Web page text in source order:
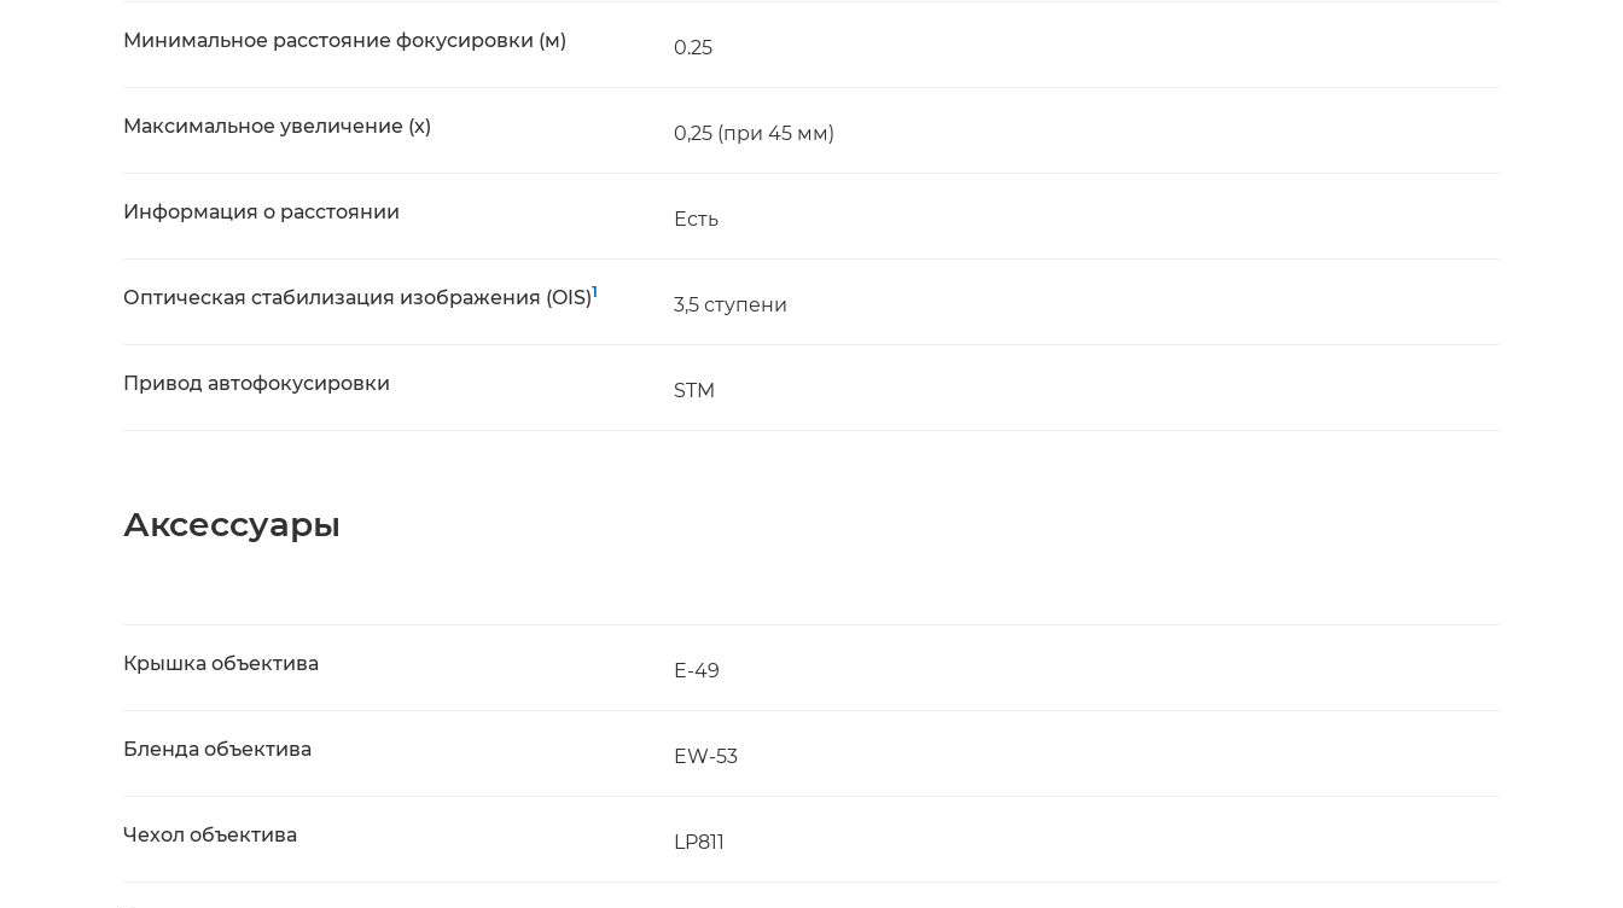
Минимальное расстояние фокусировки (м) 0.25
Максимальное увеличение (x) 0,25 (при 45 мм)
Информация о расстоянии Есть
Оптическая стабилизация изображения (OIS)1
3,5 ступени
Привод автофокусировки STM
Аксессуары
Крышка объектива E-49
Бленда объектива EW-53
Чехол объектива LP811